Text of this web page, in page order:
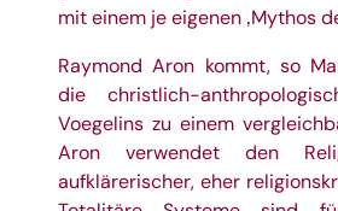
mit einem je eigenen ‚Mythos
Raymond Aron kommt, so
die christlich-
Voegelins zu einem
Aron verwendet den
aufklärerischer, eher